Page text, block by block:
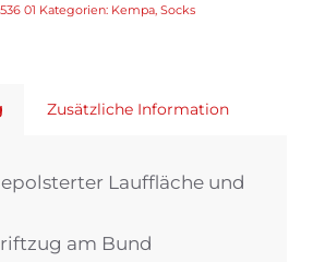
01 Kategorien: Kempa, Socks
Zusätzliche Information
Lauffläche und
am Bund